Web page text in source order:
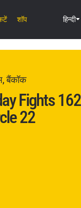
शॉप हिन्दी
बैंकॉक
Fights
22